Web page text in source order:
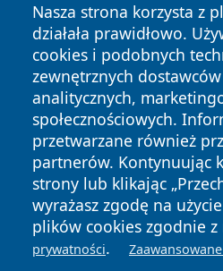
Nasza strona korzysta z
działała prawidłowo.
cookies i podobnych
zewnętrznych
analitycznych,
społecznościowych.
przetwarzane również
partnerów. Kontynuując
strony lub klikając
wyrażasz zgodę na
plików cookies zgodnie z
prywatności.
Copyright © 2026
zastrzeżone.
News Autorzy
Polityka